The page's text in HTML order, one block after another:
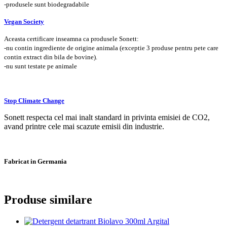
-produsele sunt biodegradabile
Vegan Society
Aceasta certificare inseamna ca produsele Sonett:
-nu contin ingrediente de origine animala (exceptie 3 produse pentru pete care
contin extract din bila de bovine).
-nu sunt testate pe animale
Stop Climate Change
Sonett respecta cel mai inalt standard in privinta emisiei de CO2,
avand printre cele mai scazute emisii din industrie.
Fabricat in Germania
Produse similare